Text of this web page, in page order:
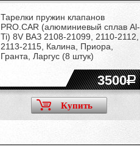
Тарелки пружин клапанов
PRO.CAR (алюминиевый сплав Al-
Ti) 8V ВАЗ 2108-21099, 2110-2112,
2113-2115, Калина, Приора,
Гранта, Ларгус (8 штук)
3500
Купить